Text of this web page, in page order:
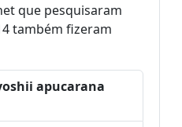
que pesquisaram
também fizeram
apucarana